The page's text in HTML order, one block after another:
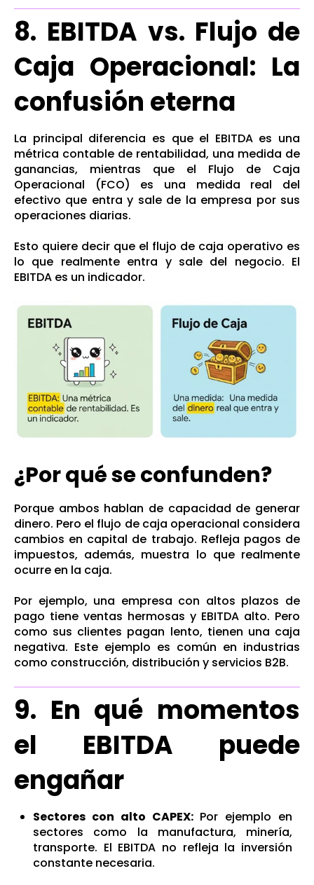
8. EBITDA vs. Flujo de
Caja Operacional: La
confusión eterna
La principal diferencia es que el EBITDA es una
métrica contable de rentabilidad, una medida de
ganancias, mientras que el Flujo de Caja
Operacional (FCO) es una medida real del
efectivo que entra y sale de la empresa por sus
operaciones diarias.
Esto quiere decir que el flujo de caja operativo es
lo que realmente entra y sale del negocio. El
EBITDA es un indicador.
¿Por qué se confunden?
Porque ambos hablan de capacidad de generar
dinero. Pero el flujo de caja operacional considera
cambios en capital de trabajo. Refleja pagos de
impuestos, además, muestra lo que realmente
ocurre en la caja.
Por ejemplo, una empresa con altos plazos de
pago tiene ventas hermosas y EBITDA alto. Pero
como sus clientes pagan lento, tienen una caja
negativa. Este ejemplo es común en industrias
como construcción, distribución y servicios B2B.
9. En qué momentos
el EBITDA puede
engañar
Sectores con alto CAPEX: Por ejemplo en
sectores como la manufactura, minería,
transporte. El EBITDA no refleja la inversión
constante necesaria.